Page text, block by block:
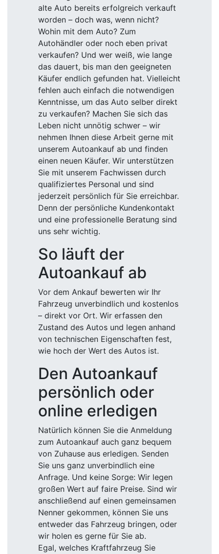
alte Auto bereits erfolgreich verkauft
worden – doch was, wenn nicht?
Wohin mit dem Auto? Zum
Autohändler oder noch eben privat
verkaufen? Und wer weiß, wie lange
das dauert, bis man den geeigneten
Käufer endlich gefunden hat. Vielleicht
fehlen auch einfach die notwendigen
Kenntnisse, um das Auto selber direkt
zu verkaufen? Machen Sie sich das
Leben nicht unnötig schwer – wir
nehmen Ihnen diese Arbeit gerne mit
unserem Autoankauf ab und finden
einen neuen Käufer. Wir unterstützen
Sie mit unserem Fachwissen durch
qualifiziertes Personal und sind
jederzeit persönlich für Sie erreichbar.
Denn der persönliche Kundenkontakt
und eine professionelle Beratung sind
uns sehr wichtig.
So läuft der
Autoankauf ab
Vor dem Ankauf bewerten wir Ihr
Fahrzeug unverbindlich und kostenlos
– direkt vor Ort. Wir erfassen den
Zustand des Autos und legen anhand
von technischen Eigenschaften fest,
wie hoch der Wert des Autos ist.
Den Autoankauf
persönlich oder
online erledigen
Natürlich können Sie die Anmeldung
zum Autoankauf auch ganz bequem
von Zuhause aus erledigen. Senden
Sie uns ganz unverbindlich eine
Anfrage. Und keine Sorge: Wir legen
großen Wert auf faire Preise. Sind wir
anschließend auf einen gemeinsamen
Nenner gekommen, können Sie uns
entweder das Fahrzeug bringen, oder
wir holen es gerne für Sie ab.
Egal, welches Kraftfahrzeug Sie